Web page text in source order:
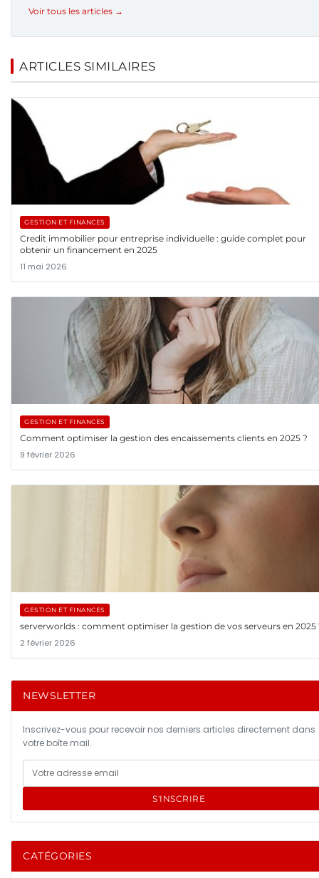
Voir tous les articles →
ARTICLES SIMILAIRES
GESTION ET FINANCES
Credit immobilier pour entreprise individuelle : guide complet pour
obtenir un financement en 2025
11 mai 2026
GESTION ET FINANCES
Comment optimiser la gestion des encaissements clients en 2025 ?
9 février 2026
GESTION ET FINANCES
serverworlds : comment optimiser la gestion de vos serveurs en 2025
2 février 2026
NEWSLETTER
Inscrivez-vous pour recevoir nos derniers articles directement dans
votre boîte mail.
S'INSCRIRE
CATÉGORIES